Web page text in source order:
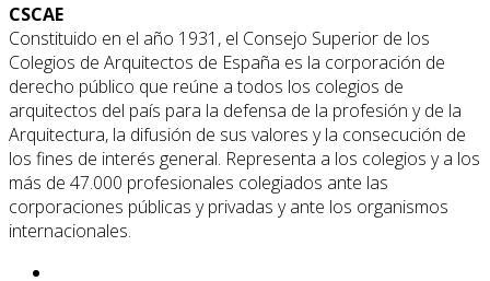
CSCAE
Constituido en el año 1931, el Consejo Superior de los
Colegios de Arquitectos de España es la corporación de
derecho público que reúne a todos los colegios de
arquitectos del país para la defensa de la profesión y de la
Arquitectura, la difusión de sus valores y la consecución de
los fines de interés general. Representa a los colegios y a los
más de 47.000 profesionales colegiados ante las
corporaciones públicas y privadas y ante los organismos
internacionales.